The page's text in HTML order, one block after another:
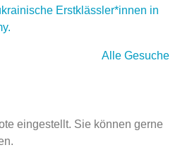
Erstklässler*innen in
Alle Gesuche
eingestellt. Sie können gerne